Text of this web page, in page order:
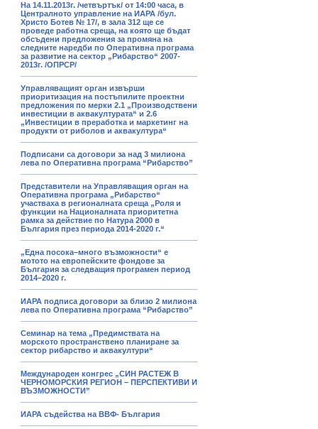
На 14.11.2013г. /четвъртък/ от 14:00 часа, в
Централното управление на ИАРА /бул.
Христо Ботев № 17/, в зала 312 ще се
проведе работна среща, на която ще бъдат
обсъдени предложения за промяна на
следните наредби по Оперативна програма
за развитие на сектор „Рибарство“ 2007-
2013г. /ОПРСР/
Управляващият орган извърши
приоритизация на постъпилите проектни
предложения по мерки 2.1 „Производствени
инвестиции в аквакултурата“ и 2.6
„Инвестиции в преработка и маркетинг на
продукти от риболов и аквакултура“
Подписани са договори за над 3 милиона
лева по Оперативна програма “Рибарство”
Представители на Управляващия орган на
Оперативна програма „Рибарство“
участваха в регионалната среща „Роля и
функции на Националната приоритетна
рамка за действие по Натура 2000 в
България през периода 2014-2020 г.“
„Една посока–много възможности“ е
мотото на европейските фондове за
България за следващия програмен период
2014–2020 г.
ИАРА подписа договори за близо 2 милиона
лева по Оперативна програма “Рибарство”
Семинар на тема „Предимствата на
морското пространствено планиране за
сектор рибарство и аквакултури“
Международен конгрес „СИН РАСТЕЖ В
ЧЕРНОМОРСКИЯ РЕГИОН – ПЕРСПЕКТИВИ И
ВЪЗМОЖНОСТИ”
ИАРА съдейства на ВВФ- България